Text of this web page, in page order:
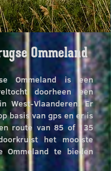
Ommeland
Ommeland is een
doorheen een
West-Vlaanderen. Er
basis van gps en er is
route van 85of 135
het mooiste
Ommeland te bieden